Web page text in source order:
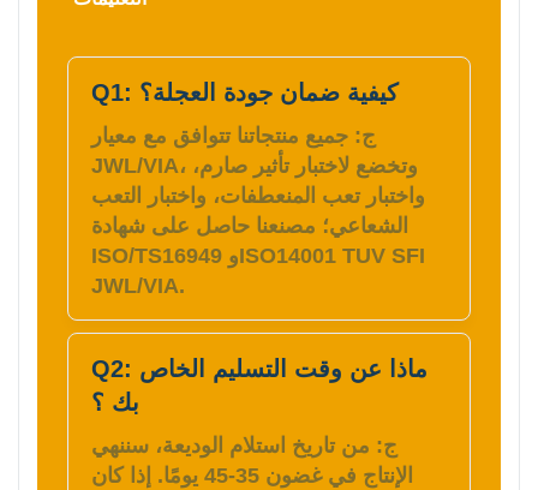
Q1: كيفية ضمان جودة العجلة؟
ج: جميع منتجاتنا تتوافق مع معيار
JWL/VIA، وتخضع لاختبار تأثير صارم،
واختبار تعب المنعطفات، واختبار التعب
الشعاعي؛ مصنعنا حاصل على شهادة
ISO/TS16949 وISO14001 TUV SFI
JWL/VIA.
Q2: ماذا عن وقت التسليم الخاص
بك ؟
ج: من تاريخ استلام الوديعة، سننهي
الإنتاج في غضون 35-45 يومًا. إذا كان